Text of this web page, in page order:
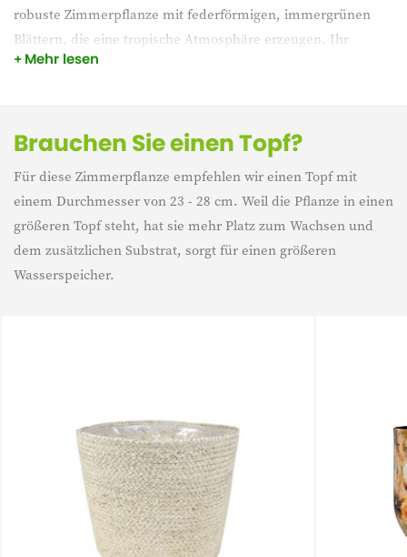
robuste Zimmerpflanze mit federförmigen, immergrünen
Blättern, die eine tropische Atmosphäre erzeugen. Ihr
robustes Aussehen und ihre auffällige Höhe machen sie zu
Mehr lesen
Brauchen Sie einen Topf?
Für diese Zimmerpflanze empfehlen wir einen Topf mit
einem Durchmesser von 23 - 28 cm. Weil die Pflanze in einen
größeren Topf steht, hat sie mehr Platz zum Wachsen und
dem zusätzlichen Substrat, sorgt für einen größeren
Wasserspeicher.